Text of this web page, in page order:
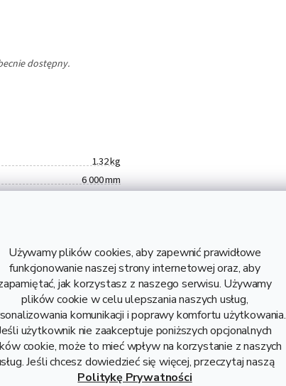
Używamy plików cookies, aby zapewnić prawidłowe
funkcjonowanie naszej strony internetowej oraz, aby
jak korzystasz z naszego serwisu. Używamy
plików cookie w celu ulepszania naszych usług,
komunikacji i poprawy komfortu użytkowania.
użytkownik nie zaakceptuje poniższych opcjonalnych
cookie, może to mieć wpływ na korzystanie z naszych
Jeśli chcesz dowiedzieć się więcej, przeczytaj naszą
Politykę Prywatności
dostępny.
1.32 kg
6 000 mm
0,22 kg
1,32 kg
42,5 zł bez VAT
Aluminium
Profil płaski aluminiowy
25x3